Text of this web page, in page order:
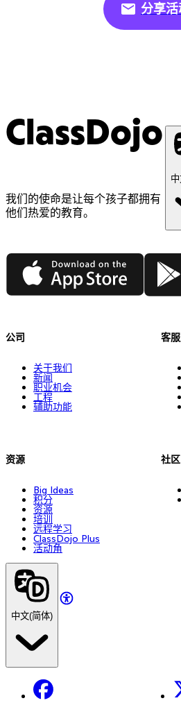
分享
ClassDojo
我们的使命是让每个孩子都拥有
他们热爱的教育。
App Store
公司
关于我们
新闻
职业机会
工程
辅助功能
资源
Big Ideas
积分
资源
培训
远程学习
ClassDojo Plus
活动角
客
社区
中文(简体)
Facebook X